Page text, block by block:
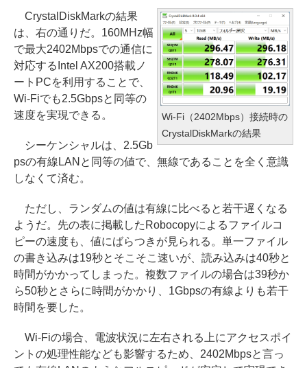
Wi-Fi（2402Mbps）接続時の
CrystalDiskMarkの結果
CrystalDiskMarkの結果
は、右の通りだ。160MHz幅
で最大2402Mbpsでの通信に
対応するIntel AX200搭載ノ
ートPCを利用することで、
Wi-Fiでも2.5Gbpsと同等の
速度を実現できる。
シーケンシャルは、2.5Gb
psの有線LANと同等の値で、無線であることを全く意識
しなくて済む。
ただし、ランダムの値は有線に比べると若干遅くなる
ようだ。先の表に掲載したRobocopyによるファイルコ
ピーの速度も、値にばらつきが見られる。単一ファイル
の書き込みは19秒とそこそこ速いが、読み込みは40秒と
時間がかかってしまった。複数ファイルの場合は39秒か
ら50秒とさらに時間がかかり、1Gbpsの有線よりも若干
時間を要した。
Wi-Fiの場合、電波状況に左右される上にアクセスポイ
ントの処理性能なども影響するため、2402Mbpsと言っ